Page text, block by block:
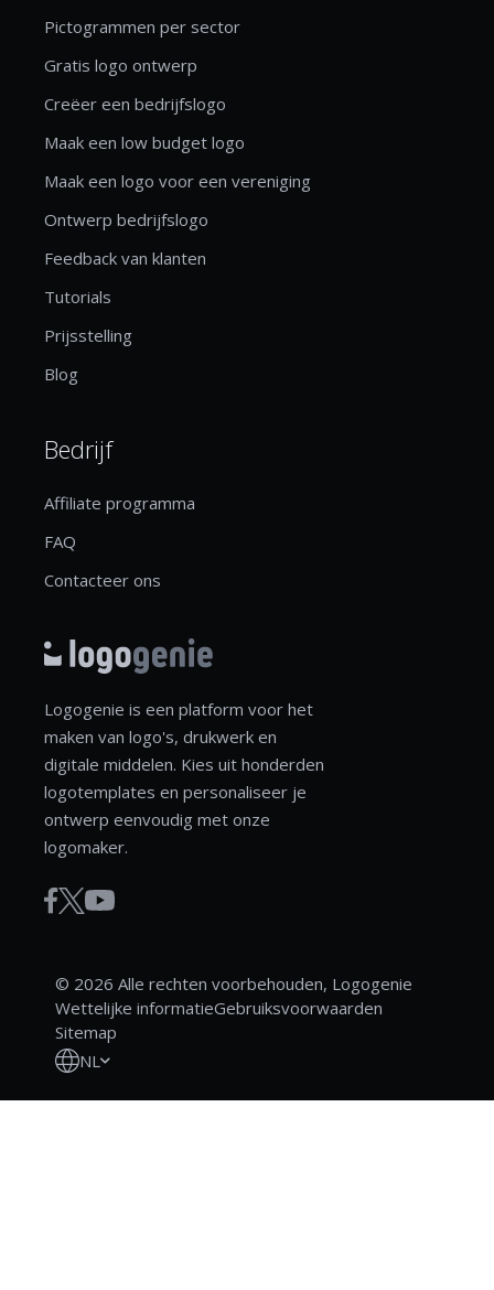
Pictogrammen per sector
Gratis logo ontwerp
Creëer een bedrijfslogo
Maak een low budget logo
Maak een logo voor een vereniging
Ontwerp bedrijfslogo
Feedback van klanten
Tutorials
Prijsstelling
Blog
Bedrijf
Affiliate programma
FAQ
Contacteer ons
Logogenie is een platform voor het
maken van logo's, drukwerk en
digitale middelen. Kies uit honderden
logotemplates en personaliseer je
ontwerp eenvoudig met onze
logomaker.
© 2026 Alle rechten voorbehouden, Logogenie
Wettelijke informatieGebruiksvoorwaarden
Sitemap
NL